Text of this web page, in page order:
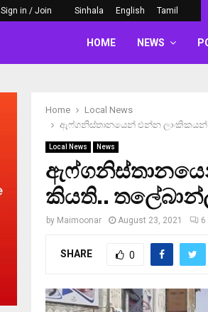
Sign in / Join Sinhala English Tamil
HOME NEWS
Home
Local News
ඇෆ්ගනිස්තානයෙන් එන්න ලාංකිකයන්
Local News News
කියති..
by Maimoonar August 23, 2021 6
SHARE 0